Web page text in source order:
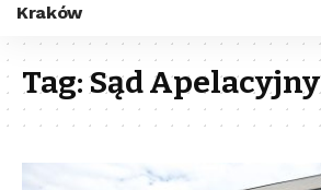
Kraków
Tag:Sąd Apelacyjny